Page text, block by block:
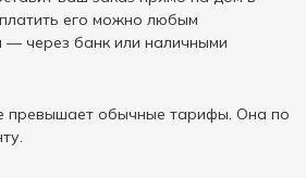
его можно любым
через банк или наличными
превышает обычные тарифы. Она по